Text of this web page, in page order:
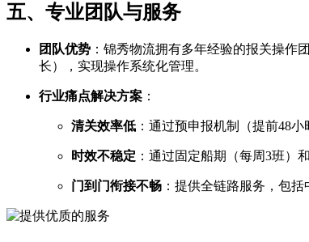
五、专业团队与服务
团队优势 ：锦秀物流拥有多年经验的报关操作
长），实现操作系统化管理。
行业痛点解决方案 ​：
清关效率低 ：通过预申报机制（提前48
时效不稳定 ：通过固定船期（每周3班）
门到门衔接不畅 ：提供全链路服务，包